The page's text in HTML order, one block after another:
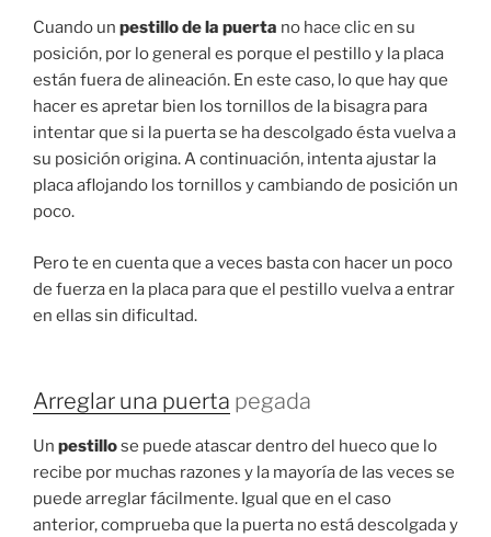
Cuando un pestillo de la puerta no hace clic en su
posición, por lo general es porque el pestillo y la placa
están fuera de alineación. En este caso, lo que hay que
hacer es apretar bien los tornillos de la bisagra para
intentar que si la puerta se ha descolgado ésta vuelva a
su posición origina. A continuación, intenta ajustar la
placa aflojando los tornillos y cambiando de posición un
poco.
Pero te en cuenta que a veces basta con hacer un poco
de fuerza en la placa para que el pestillo vuelva a entrar
en ellas sin dificultad.
Arreglar una puerta pegada
Un pestillose puede atascar dentro del hueco que lo
recibe por muchas razones y la mayoría de las veces se
puede arreglar fácilmente. Igual que en el caso
anterior, comprueba que la puerta no está descolgada y